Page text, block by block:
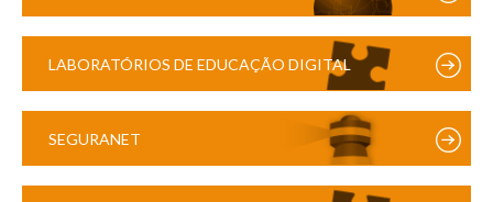
LABORATÓRIOS DE EDUCAÇÃO DIGITAL
SEGURANET